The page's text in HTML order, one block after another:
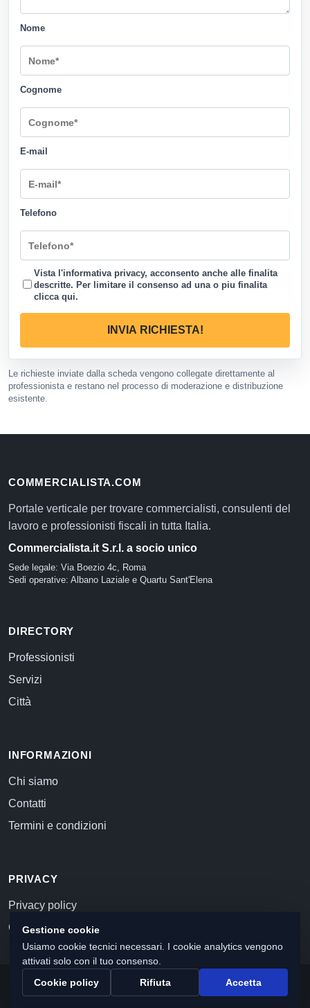
Nome
Cognome
E-mail
Telefono
Vista l'informativa privacy, acconsento anche alle finalita
descritte. Per limitare il consenso ad una o piu finalita
clicca qui.
INVIA RICHIESTA!
Le richieste inviate dalla scheda vengono collegate direttamente al
professionista e restano nel processo di moderazione e distribuzione
esistente.
COMMERCIALISTA.COM
Portale verticale per trovare commercialisti, consulenti del
lavoro e professionisti fiscali in tutta Italia.
Commercialista.it S.r.l. a socio unico
Sede legale: Via Boezio 4c, Roma
Sedi operative: Albano Laziale e Quartu Sant'Elena
DIRECTORY
Professionisti
Servizi
Città
INFORMAZIONI
Chi siamo
Contatti
Termini e condizioni
PRIVACY
Privacy policy
Cookie policy
© 2026 Commercialista.com
C.F. e P.IVA 12059071006
Gestione cookie
Usiamo cookie tecnici necessari. I cookie analytics vengono
attivati solo con il tuo consenso.
Cookie policy
Rifiuta Accetta